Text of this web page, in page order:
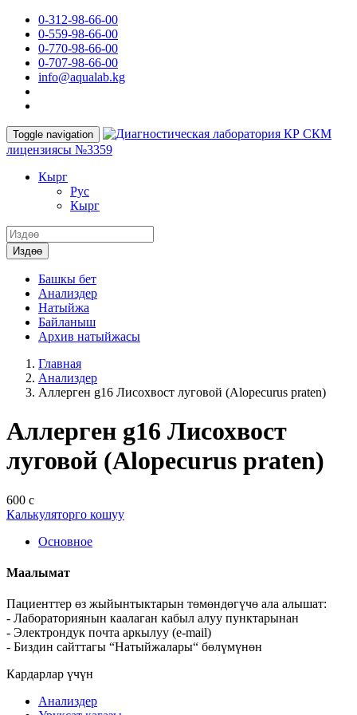
0-312-98-66-00
0-559-98-66-00
0-770-98-66-00
0-707-98-66-00
info@aqualab.kg
Toggle navigation
КР СКМ
лицензиясы №3359
Кырг
Руc
Кырг
Издөө
Башкы бет
Анализдер
Натыйжа
Байланыш
Архив натыйжасы
Главная
Анализдер
Аллерген g16 Лисохвост луговой (Alopecurus praten)
Аллерген g16 Лисохвост
луговой (Alopecurus praten)
600 с
Калькуляторго кошуу
Основное
Маалымат
Пациенттер өз жыйынтыктарын төмөндөгүчө ала алышат:
- Лабораториянын каалаган кабыл алуу пунктарынан
- Электрондук почта аркылуу (e-mail)
- Биздин сайттагы “Натыйжалары“ бөлүмүнөн
Кардарлар үчүн
Анализдер